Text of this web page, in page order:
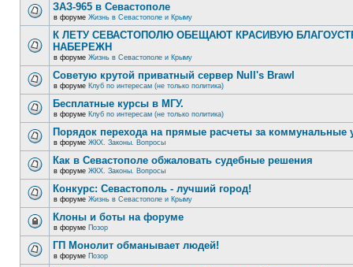
ЗАЗ-965 в Севастополе
в форуме Жизнь в Севастополе и Крыму
К ЛЕТУ СЕВАСТОПОЛЮ ОБЕЩАЮТ КРАСИВУЮ
НАБЕРЕЖН
в форуме Жизнь в Севастополе и Крыму
Советую крутой приватный сервер Null's Brawl
в форуме Клуб по интересам (не только политика)
Бесплатные курсы в МГУ.
в форуме Клуб по интересам (не только политика)
Порядок перехода на прямые расчеты за коммунальные
в форуме ЖКХ. Законы. Вопросы
Как в Севастополе обжаловать судебные решения
в форуме ЖКХ. Законы. Вопросы
Конкурс: Севастополь - лучший город!
в форуме Жизнь в Севастополе и Крыму
Клоны и боты на форуме
в форуме Позор
ГП Монолит обманывает людей!
в форуме Позор